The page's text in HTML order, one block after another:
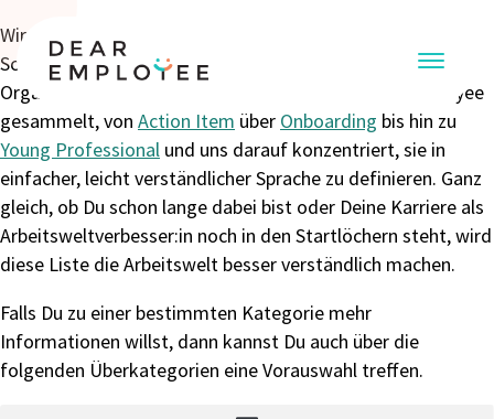
Wir haben eine Liste der meist genutzten Begriffe und
Schlagwörter aus New Work, Arbeits- und
Organisationspsychologie und natürlich von DearEmployee
gesammelt, von Action Item über Onboarding bis hin zu
Young Professional und uns darauf konzentriert, sie in
einfacher, leicht verständlicher Sprache zu definieren. Ganz
gleich, ob Du schon lange dabei bist oder Deine Karriere als
Arbeitsweltverbesser:in noch in den Startlöchern steht, wird
diese Liste die Arbeitswelt besser verständlich machen.
Falls Du zu einer bestimmten Kategorie mehr
Informationen willst, dann kannst Du auch über die
folgenden Überkategorien eine Vorauswahl treffen.